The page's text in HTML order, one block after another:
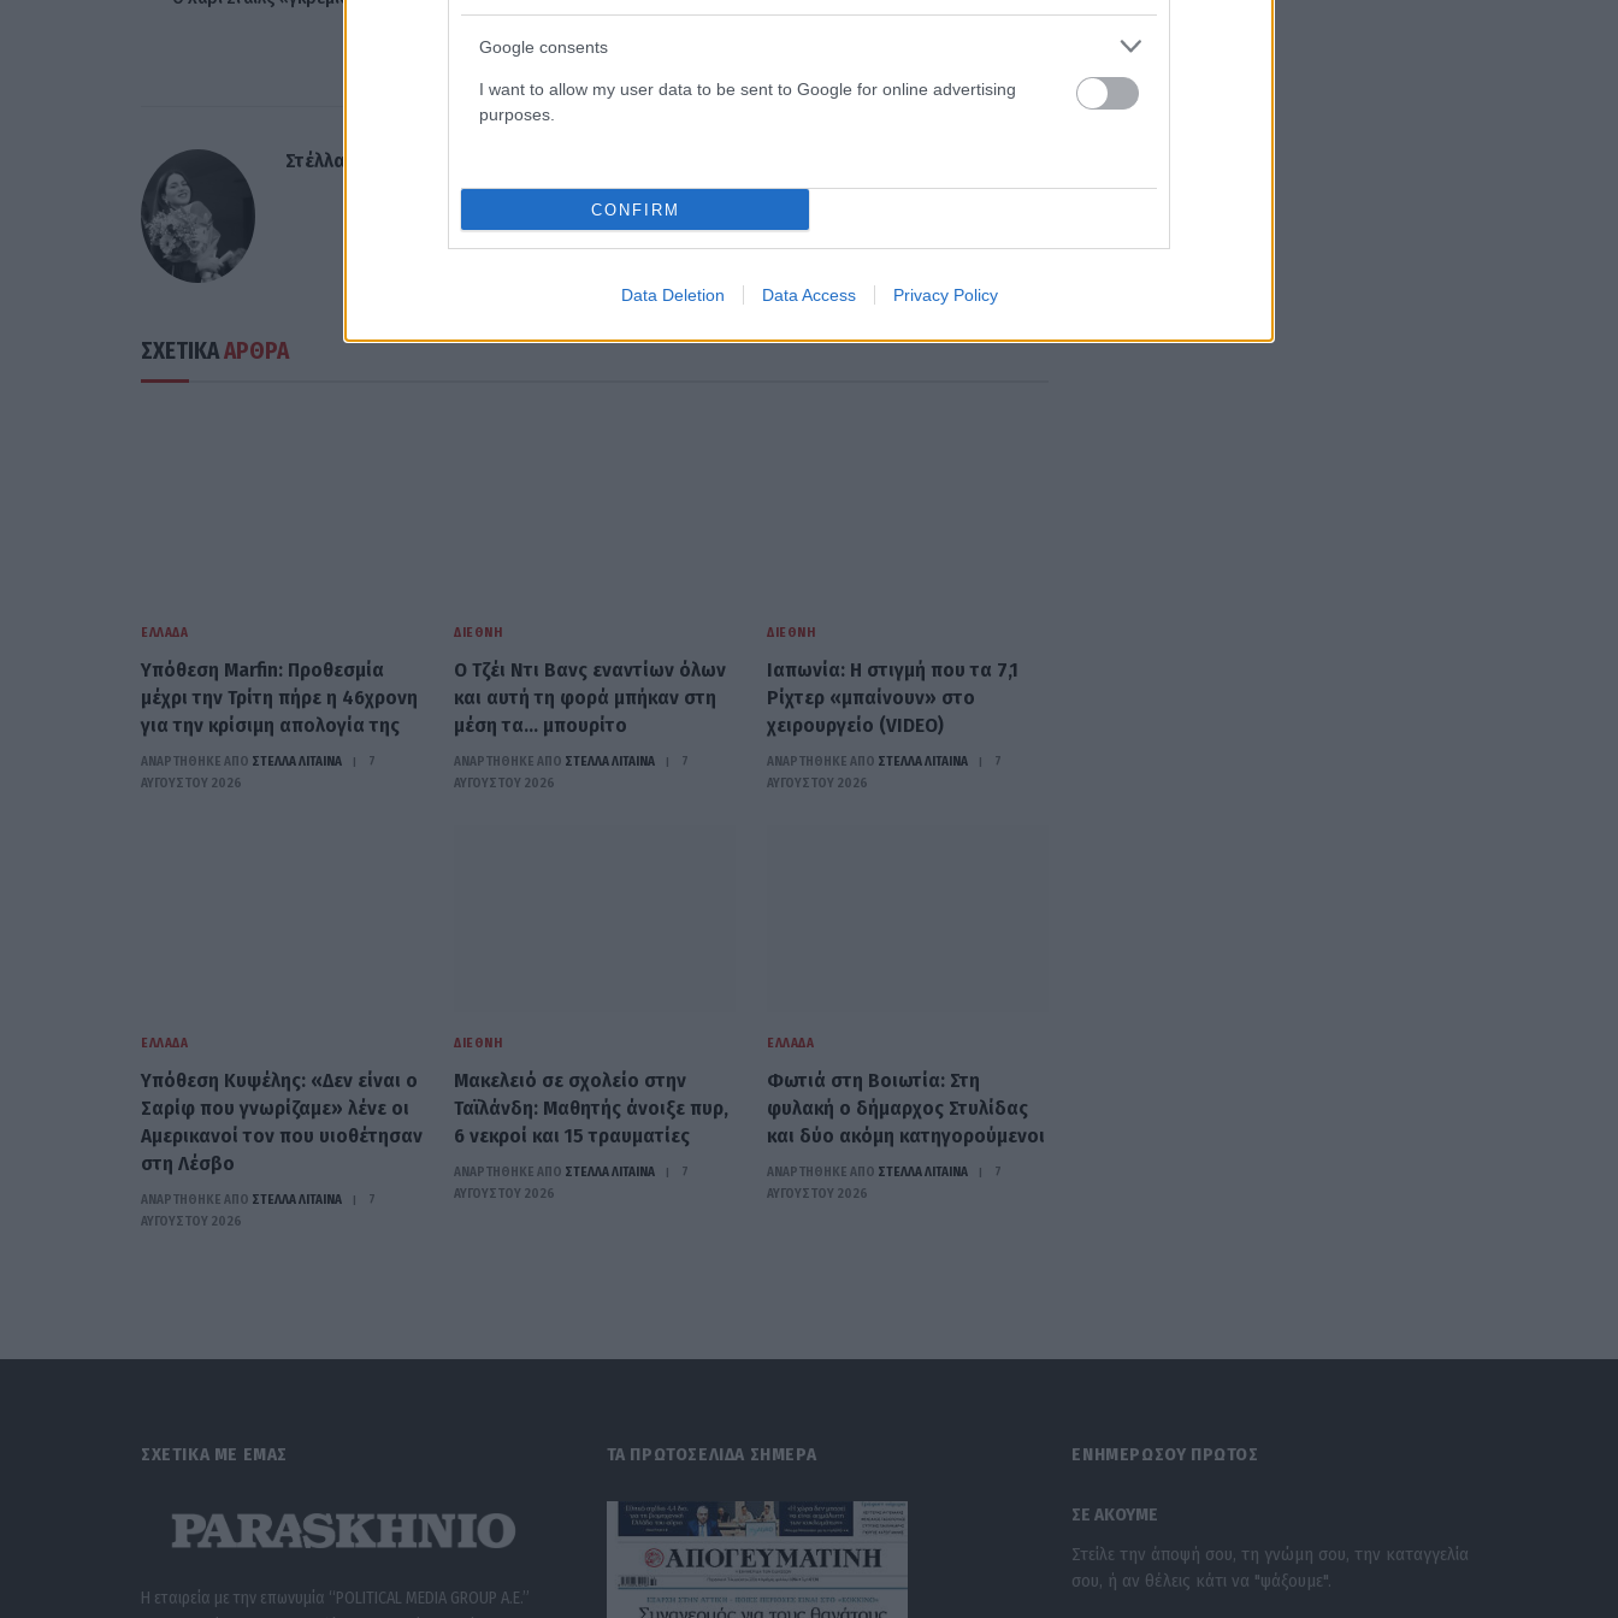
Google consents
I want to allow my user data to be sent to Google for online advertising
purposes.
CONFIRM
Data Deletion Data Access Privacy Policy
Στέλλα Λίταινα
ΣΧΕΤΙΚΑΑΡΘΡΑ
ΕΛΛΆΔΑ
Υπόθεση Marfin: Προθεσμία
μέχρι την Τρίτη πήρε η 46χρονη
για την κρίσιμη απολογία της
ΑΝΑΡΤΗΘΗΚΕ ΑΠΟ ΣΤΈΛΛΑ ΛΊΤΑΙΝΑ
7
ΑΥΓΟΎΣΤΟΥ 2026
ΔΙΕΘΝΉ
Ο Τζέι Ντι Βανς εναντίων όλων
και αυτή τη φορά μπήκαν στη
μέση τα… μπουρίτο
ΑΝΑΡΤΗΘΗΚΕ ΑΠΟ ΣΤΈΛΛΑ ΛΊΤΑΙΝΑ
7
ΑΥΓΟΎΣΤΟΥ 2026
ΔΙΕΘΝΉ
Ιαπωνία: Η στιγμή που τα 7,1
Ρίχτερ «μπαίνουν» στο
χειρουργείο (VIDEO)
ΑΝΑΡΤΗΘΗΚΕ ΑΠΟ ΣΤΈΛΛΑ ΛΊΤΑΙΝΑ
7
ΑΥΓΟΎΣΤΟΥ 2026
ΕΛΛΆΔΑ
Υπόθεση Κυψέλης: «Δεν είναι ο
Σαρίφ που γνωρίζαμε» λένε οι
Αμερικανοί τον που υιοθέτησαν
στη Λέσβο
ΑΝΑΡΤΗΘΗΚΕ ΑΠΟ ΣΤΈΛΛΑ ΛΊΤΑΙΝΑ
7
ΑΥΓΟΎΣΤΟΥ 2026
ΔΙΕΘΝΉ
Μακελειό σε σχολείο στην
Ταϊλάνδη: Μαθητής άνοιξε πυρ,
6 νεκροί και 15 τραυματίες
ΑΝΑΡΤΗΘΗΚΕ ΑΠΟ ΣΤΈΛΛΑ ΛΊΤΑΙΝΑ
7
ΑΥΓΟΎΣΤΟΥ 2026
ΕΛΛΆΔΑ
Φωτιά στη Βοιωτία: Στη
φυλακή ο δήμαρχος Στυλίδας
και δύο ακόμη κατηγορούμενοι
ΑΝΑΡΤΗΘΗΚΕ ΑΠΟ ΣΤΈΛΛΑ ΛΊΤΑΙΝΑ
7
ΑΥΓΟΎΣΤΟΥ 2026
ΣΧΕΤΙΚΑ ΜΕ ΕΜΑΣ
Η εταιρεία με την επωνυμία “POLITICAL MEDIA GROUP A.E.”
ΤΑ ΠΡΩΤΟΣΕΛΙΔΑ ΣΗΜΕΡΑ ΕΝΗΜΕΡΩΣΟΥ ΠΡΩΤΟΣ
ΣΕ ΑΚΟΥΜΕ
Στείλε την άποψή σου, τη γνώμη σου, την καταγγελία
σου, ή αν θέλεις κάτι να "ψάξουμε".